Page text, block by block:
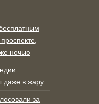
ночью
даже в жару
за